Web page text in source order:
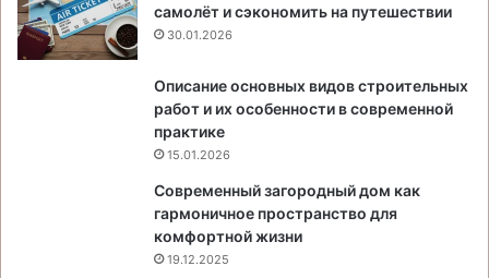
самолёт и сэкономить на путешествии
30.01.2026
Описание основных видов строительных
работ и их особенности в современной
практике
15.01.2026
Современный загородный дом как
гармоничное пространство для
комфортной жизни
19.12.2025